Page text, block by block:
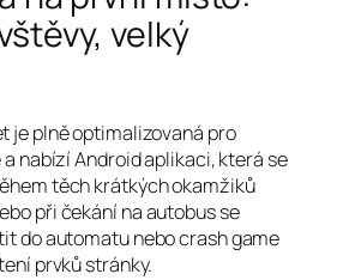
velký
je plně optimalizovaná pro
nabízí Android aplikaci, která se
těch krátkých okamžiků
při čekání na autobus se
do automatu nebo crash game
prvků stránky.